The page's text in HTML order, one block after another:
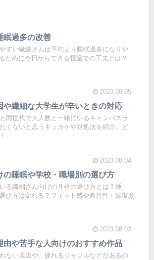
眠過多の改善
すい繊細さんは平均より睡眠過多になりや
ために今日からできる寝室での工夫とは？
2023.08.05
繊細な大学生が辛いときの対応
同世代で大人数と一緒にいるキャンパスラ
くないと思うキッカケや対処法を紹介。ど
2023.08.04
睡眠や学校・職場別の選び方
る繊細さん向けの耳栓の選び方とは？睡
び方は変わる？フィット感や遮音性・清潔度
2023.08.03
や苦手な人向けのおすすめ作品
ない原因や、疲れるジャンルなどがあるの